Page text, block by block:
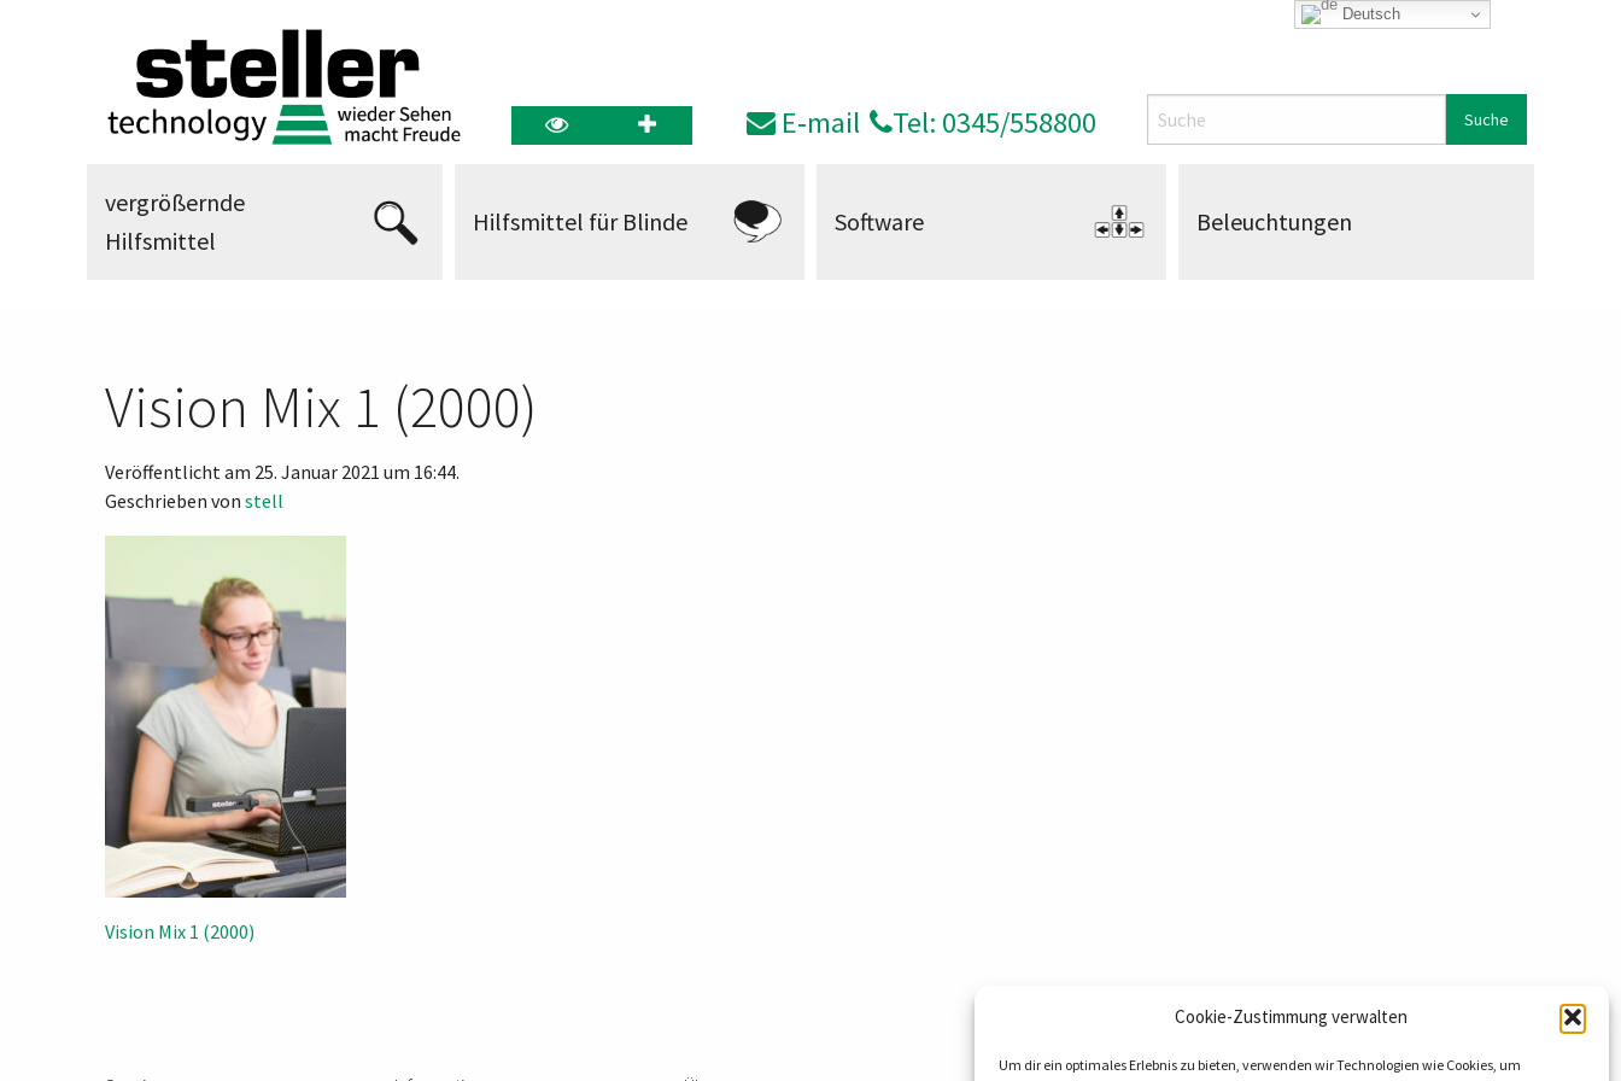
Cookie-Zustimmung verwalten
Um dir ein optimales Erlebnis zu bieten, verwenden wir Technologien wie Cookies, um
E‑mail Tel: 0345/558800
vergrößernde
Hilfsmittel
Hilfsmittel für Blinde Software Beleuchtungen
Vision Mix 1 (2000)
Veröffentlicht am 25. Januar 2021 um 16:44.
Geschrieben von stell
Beitragsnavigation
Vision Mix 1 (2000)
Deutsch